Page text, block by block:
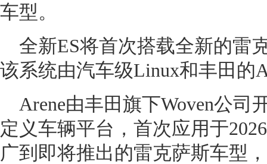
车型。
全新ES将首次搭载全新的雷
该系统由汽车级Linux和丰田的
Arene由丰田旗下Woven公司
定义车辆平台，首次应用于
广到即将推出的雷克萨斯车型